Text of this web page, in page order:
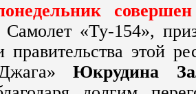
Самолет «Ту-154»,
правительства этой
Юкрудина